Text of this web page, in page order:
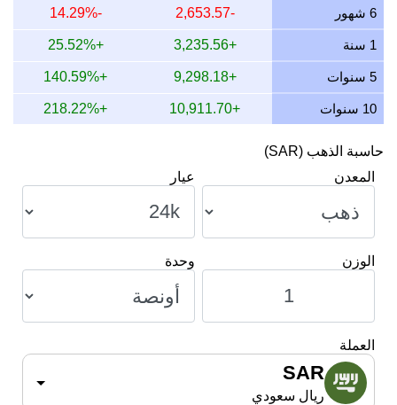
10 يوليو 2026 5,769.18
185.48
185,479.23
2,163.44
9 يوليو 2026 5,813.55
186.91
186,905.55
2,180.08
8 يوليو 2026 5,782.96
185.92
185,922.18
2,168.61
6 شهور -2,653.57
-14.29%
1 سنة +3,235.56
+25.52%
5 سنوات +9,298.18
+140.59%
10 سنوات +10,911.70
+218.22%
حاسبة الذهب (SAR)
المعدن
عيار
الوزن وحدة
العملة
SAR
ريال سعودي